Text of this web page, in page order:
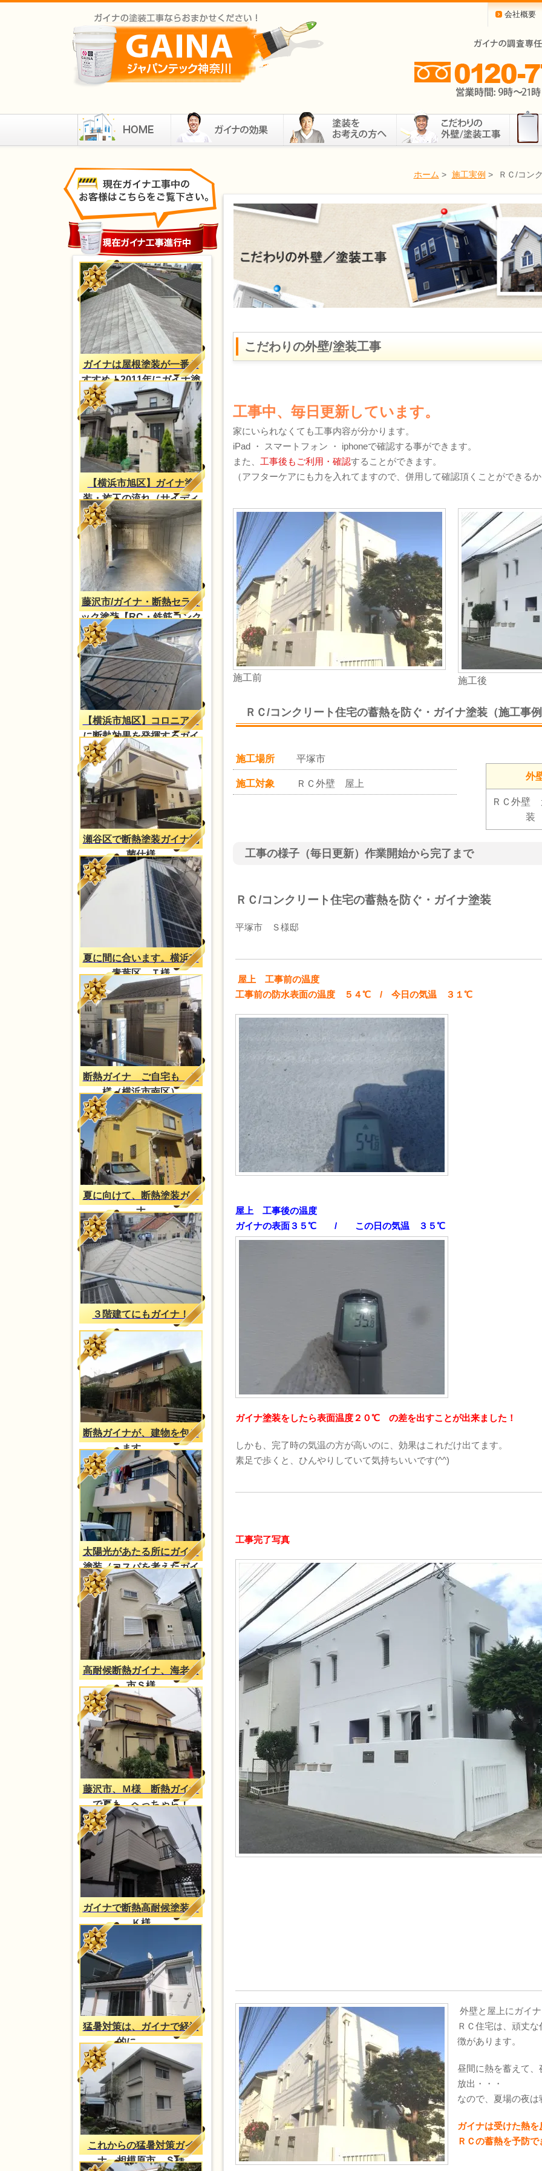
会社概要
ホーム > 施工実例 > ＲＣ/コン
ガイナは屋根塗装が一番お
すすめ！2011年にガイナ塗
装・2023年再塗装（H様
邸）
【横浜市旭区】ガイナ塗
装・施工の流れ（サイディ
ング外壁）
藤沢市/ガイナ・断熱セラミ
ック塗装【RC・鉄筋コンク
リートの結露対策】
【横浜市旭区】コロニアル
に断熱効果を発揮するガイ
ナ塗装
瀬谷区で断熱塗装ガイナ抗
菌仕様
夏に間に合います。横浜市
青葉区 Ｔ様
断熱ガイナ ご自宅も Ｔ
様（横浜市南区）
夏に向けて、断熱塗装ガイ
ナ
３階建てにもガイナ！
断熱ガイナが、建物を包み
ます。。
太陽光があたる所にガイナ
塗装（コスパを考えたガイ
ナ塗装）
高耐候断熱ガイナ、海老名
市Ｓ様
藤沢市、Ｍ様 断熱ガイナ
で夏も、へっちゃら！
ガイナで断熱高耐候塗装、
Ｋ様
猛暑対策は、ガイナで経済
的に。。。
これからの猛暑対策ガイ
ナ 相模原市 Ｓ様
こだわりの外壁/塗装工事
工事中、毎日更新しています。
家にいられなくても工事内容が分かります。
iPad ・ スマートフォン ・ iphoneで確認する事ができます。
また、 工事後もご利用・確認することができます。
（アフターケアにも力を入れてますので、併用して確認頂くことができる
施工前 施工後
ＲＣ/コンクリート住宅の蓄熱を防ぐ・ガイナ塗装（施工事
施工場所 平塚市
施工対象 ＲＣ外壁 屋上
外
ＲＣ外壁
工事の様子（毎日更新）作業開始から完了まで
ＲＣ/コンクリート住宅の蓄熱を防ぐ・ガイナ塗装
平塚市 Ｓ様邸
屋上 工事前の温度
工事前の防水表面の温度 ５４℃ / 今日の気温 ３１℃
屋上 工事後の温度
ガイナの表面３５℃ / この日の気温 ３５℃
ガイナ塗装をしたら表面温度２０℃ の差を出すことが出来ました！
しかも、完了時の気温の方が高いのに、効果はこれだけ出てます。
素足で歩くと、ひんやりしていて気持ちいいです(^^)
工事完了写真
外壁と屋上にガイ
ＲＣ住宅は、頑丈
徴があります。
昼間に熱を蓄えて
放出・・・
なので、夏場の夜
ガイナは受けた熱
ＲＣの蓄熱を予防で